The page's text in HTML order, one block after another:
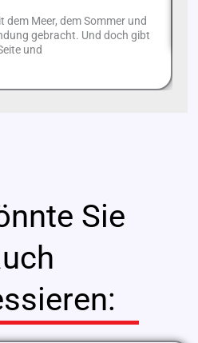
Meer, dem Sommer und
gebracht. Und doch gibt
und
Sie